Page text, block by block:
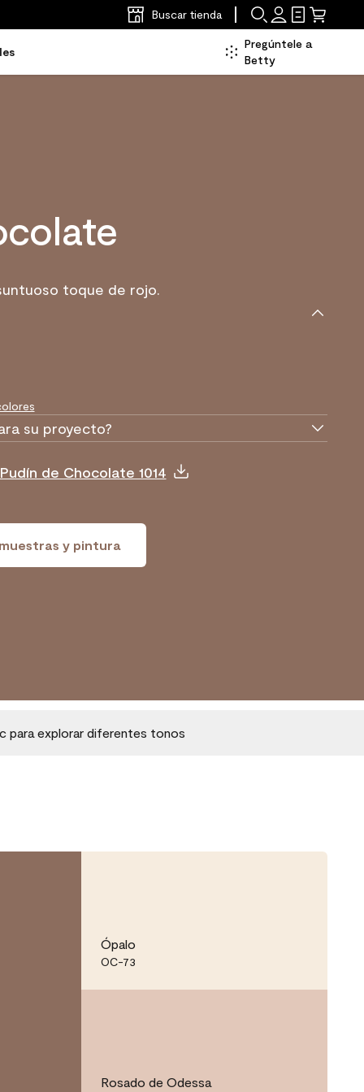
Buscar tienda
Pregúntele a
Betty
toque de rojo.
su proyecto?
de Chocolate 1014
y pintura
para explorar diferentes tonos
Ópalo
OC-73
Rosado de Odessa